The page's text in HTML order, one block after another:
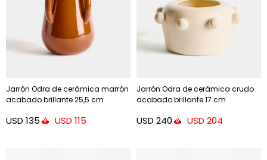
Jarrón Odra de cerámica marrón
acabado brillante 25,5 cm
USD 135 USD 115
Jarrón Odra de cerámica crudo
acabado brillante 17 cm
USD 240 USD 204